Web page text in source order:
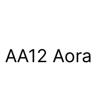
Aora